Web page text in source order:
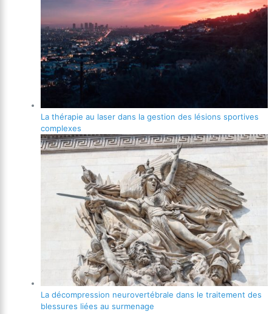
La thérapie au laser dans la gestion des lésions sportives
complexes
La décompression neurovertébrale dans le traitement des
blessures liées au surmenage